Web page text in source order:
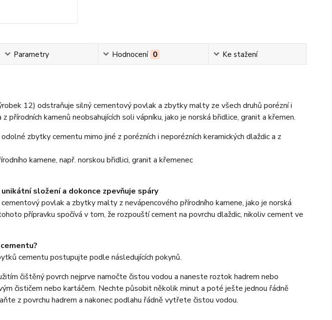
Parametry Hodnocení 0 Ke stažení
12) odstraňuje silný cementový povlak a zbytky malty ze všech druhů porézní i
přírodních kamenů neobsahujících soli vápníku, jako je norská břidlice, granit a křemen.
zbytky cementu mimo jiné z porézních i neporézních keramických dlaždic a z
kamene, např. norskou břidlici, granit a křemenec
složení a dokonce zpevňuje spáry
povlak a zbytky malty z nevápencového přírodního kamene, jako je norská
přípravku spočívá v tom, že rozpouští cement na povrchu dlaždic, nikoliv cement ve
cementu postupujte podle následujících pokynů.
čištěný povrch nejprve namočte čistou vodou a naneste roztok hadrem nebo
čističem nebo kartáčem. Nechte působit několik minut a poté ješte jednou řádně
z povrchu hadrem a nakonec podlahu řádně vytřete čistou vodou.